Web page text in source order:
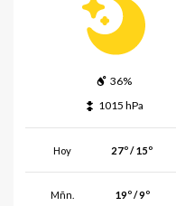
36%
1015 hPa
Hoy 27º / 15º
Mñn. 19º / 9º